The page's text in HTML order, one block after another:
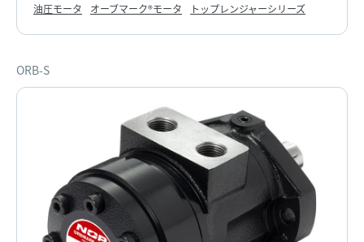
油圧モータ オーブマーク®モータ トップレンジャーシリーズ
ORB-S